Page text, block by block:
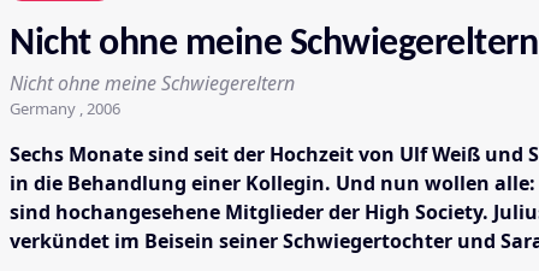
Nicht ohne meine Schwiegereltern
Nicht ohne meine Schwiegereltern
Germany , 2006
Sechs Monate sind seit der Hochzeit von Ulf Weiß
in die Behandlung einer Kollegin. Und nun wollen
sind hochangesehene Mitglieder der High Society.
verkündet im Beisein seiner Schwiegertochter und